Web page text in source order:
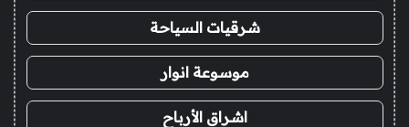
شرقيات السياحة
موسوعة انوار
اشراق الأرباح